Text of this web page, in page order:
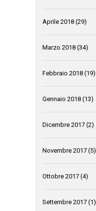
Aprile 2018 (29)
Marzo 2018 (34)
Febbraio 2018 (19)
Gennaio 2018 (13)
Dicembre 2017 (2)
Novembre 2017 (5)
Ottobre 2017 (4)
Settembre 2017 (1)